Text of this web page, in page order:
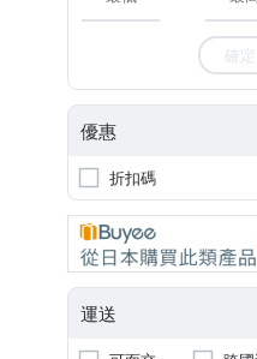
確定
優惠
折扣碼
運送